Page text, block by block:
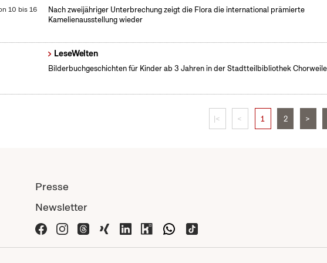
10 bis 16
Nach zweijähriger Unterbrechung zeigt die Flora die international prämierte
Kamelienausstellung wieder
LeseWelten
Bilderbuchgeschichten für Kinder ab 3 Jahren in der Stadtteilbibliothek
|< < 1 2 >
Presse
Newsletter